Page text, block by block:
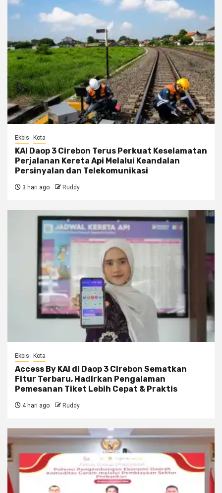
Ekbis Kota
KAI Daop 3 Cirebon Terus Perkuat Keselamatan
Perjalanan Kereta Api Melalui Keandalan
Persinyalan dan Telekomunikasi
3 hari ago Ruddy
Ekbis Kota
Access By KAI di Daop 3 Cirebon Sematkan
Fitur Terbaru, Hadirkan Pengalaman
Pemesanan Tiket Lebih Cepat & Praktis
4 hari ago Ruddy